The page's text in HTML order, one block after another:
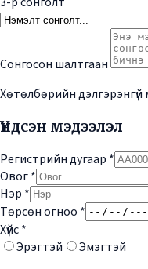
Сонгосон шалтгаан
Хөтөлбөрийн дэлгэрэнгүй
Үндсэн мэдээлэл
Регистрийн дугаар *
Овог*
Нэр *
Төрсөн огноо *
Хүйс*
Эрэгтэй
Эмэгтэй